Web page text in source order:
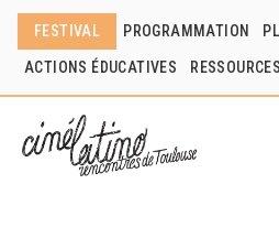
FESTIVAL PROGRAMMATION
ACTIONS ÉDUCATIVES RESSOURCES